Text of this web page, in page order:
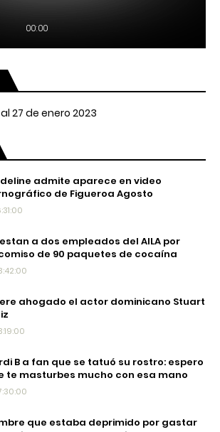
admite aparece en video
de Figueroa Agosto
a dos empleados del AILA por
de 90 paquetes de cocaína
ahogado el actor dominicano Stuart
B a fan que se tatuó su rostro: espero
te masturbes mucho con esa mano
que estaba deprimido por gastar